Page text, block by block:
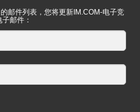
邮件列表，您将更新IM.COM-电子竞
邮件：